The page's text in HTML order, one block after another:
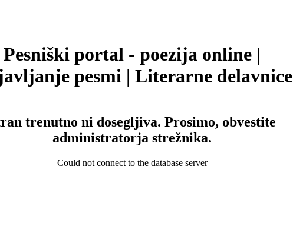
Pesniški portal - poezija online |
pesmi | Literarne delavnice
trenutno ni dosegljiva. Prosimo, obvestite
administratorja strežnika.
Could not connect to the database server